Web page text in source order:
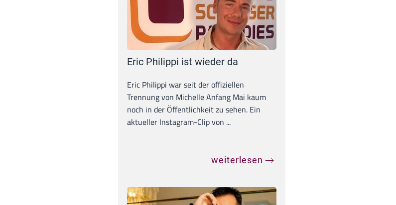
Eric Philippi ist wieder da
Eric Philippi war seit der offiziellen
Trennung von Michelle Anfang Mai kaum
noch in der Öffentlichkeit zu sehen. Ein
aktueller Instagram-Clip von ...
weiterlesen